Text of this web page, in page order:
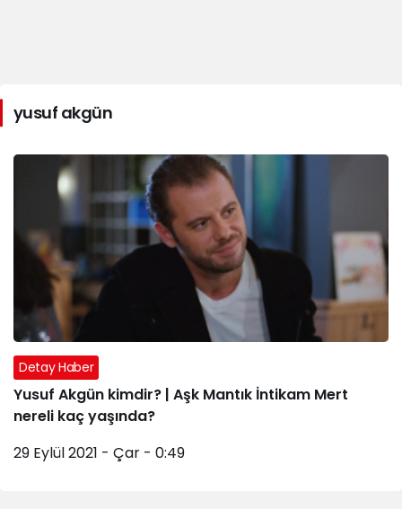
yusuf akgün
Detay Haber
Yusuf Akgün kimdir? | Aşk Mantık İntikam Mert
nereli kaç yaşında?
29 Eylül 2021 - Çar - 0:49